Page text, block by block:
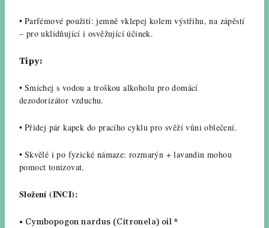
• Parfémové použití: jemně vklepej kolem výstřihu, na zápěstí
– pro uklidňující i osvěžující účinek.
Tipy:
• Smíchej s vodou a troškou alkoholu pro domácí
dezodorizátor vzduchu.
• Přidej pár kapek do pracího cyklu pro svěží vůni oblečení.
• Skvělé i po fyzické námaze: rozmarýn + lavandin mohou
pomoct tonizovat.
Složení (INCI):
• Cymbopogon nardus (Citronela) oil *